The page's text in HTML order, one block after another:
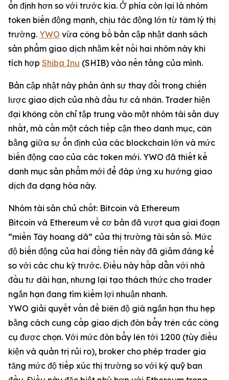
ổn định hơn so với trước kia. Ở phía còn lại là nhóm
token biến động mạnh, chịu tác động lớn từ tâm lý thị
trường. YWO vừa công bố bản cập nhật danh sách
sản phẩm giao dịch nhằm kết nối hai nhóm này khi
tích hợp Shiba Inu (SHIB) vào nền tảng của mình.
Bản cập nhật này phản ánh sự thay đổi trong chiến
lược giao dịch của nhà đầu tư cá nhân. Trader hiện
đại không còn chỉ tập trung vào một nhóm tài sản duy
nhất, mà cần một cách tiếp cận theo danh mục, cân
bằng giữa sự ổn định của các blockchain lớn và mức
biến động cao của các token mới. YWO đã thiết kế
danh mục sản phẩm mới để đáp ứng xu hướng giao
dịch đa dạng hóa này.
Nhóm tài sản chủ chốt: Bitcoin và Ethereum
Bitcoin và Ethereum về cơ bản đã vượt qua giai đoạn
“miền Tây hoang dã” của thị trường tài sản số. Mức
độ biến động của hai đồng tiền này đã giảm đáng kể
so với các chu kỳ trước. Điều này hấp dẫn với nhà
đầu tư dài hạn, nhưng lại tạo thách thức cho trader
ngắn hạn đang tìm kiếm lợi nhuận nhanh.
YWO giải quyết vấn đề biên độ giá ngắn hạn thu hẹp
bằng cách cung cấp giao dịch đòn bẩy trên các công
cụ được chọn. Với mức đòn bẩy lên tới 1:200 (tùy điều
kiện và quản trị rủi ro), broker cho phép trader gia
tăng mức độ tiếp xúc thị trường so với ký quỹ ban